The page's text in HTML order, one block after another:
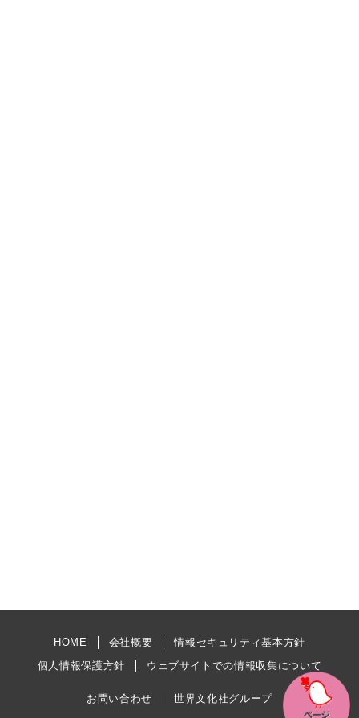
HOME 会社概要
情報セキュリティ基本方針
個人情報保護方針
ウェブサイトでの情報収集について
お問い合わせ 世界文化社グループ